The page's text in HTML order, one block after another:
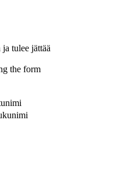
tulee jättää
the form